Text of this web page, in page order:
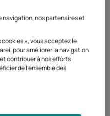
formation à distance
navigation, nos partenaires et
», vous acceptez le
pour améliorer la navigation
contribuer à nos efforts
de l'ensemble des